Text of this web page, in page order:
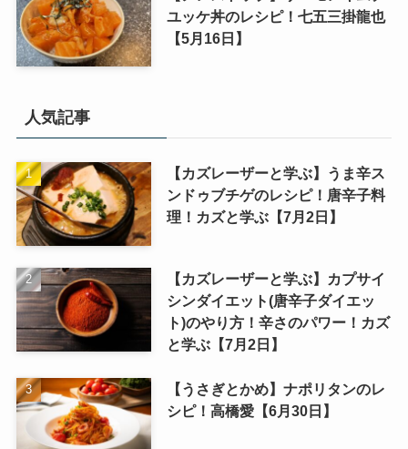
ユッケ丼のレシピ！七五三掛龍也
【5月16日】
人気記事
【カズレーザーと学ぶ】うま辛ス
ンドゥブチゲのレシピ！唐辛子料
理！カズと学ぶ【7月2日】
【カズレーザーと学ぶ】カプサイ
シンダイエット(唐辛子ダイエッ
ト)のやり方！辛さのパワー！カズ
と学ぶ【7月2日】
【うさぎとかめ】ナポリタンのレ
シピ！高橋愛【6月30日】